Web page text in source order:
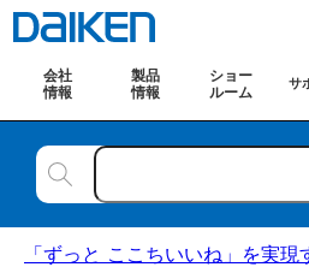
会社
情報
製品
情報
ショー
ルーム
サ
「ずっと ここちいいね」を実